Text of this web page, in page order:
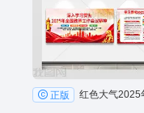
正版